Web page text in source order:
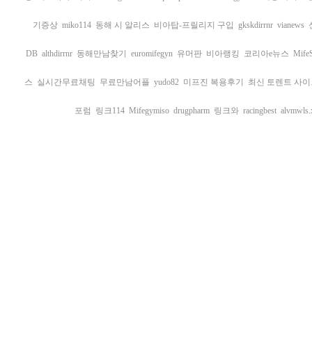
기증상 miko114 동해 시 알리스 비아탑-프릴리지 구입 gkskdirrnr vianews
DB althdirrnr 동해만남찾기 euromifegyn 유머판 비아랭킹 코리아e뉴스
스 실시간무료채팅 무료만남어플 yudo82 미프진 복용후기 최신 토렌트 사
포럼 링크114 Mifegymiso drugpharm 링크와 racingbest